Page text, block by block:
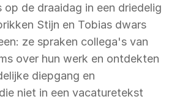
op de draaidag in een driedelig
Stijn en Tobias dwars
ze spraken collega's van
over hun werk en ontdekten
diepgang en
niet in een vacaturetekst